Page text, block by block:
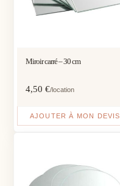
Miroir carré – 30 cm
4,50€/location
AJOUTER À MON DEVIS